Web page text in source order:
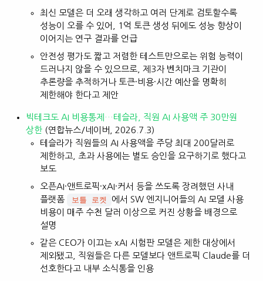
최신 모델은 더 오래 생각하고 여러 단계로 검토할수록
성능이 오를 수 있어, 1억 토큰 생성 뒤에도 성능 향상이
이어지는 연구 결과를 언급
안전성 평가도 짧고 저렴한 테스트만으로는 위험 능력이
드러나지 않을 수 있으므로, 제3자 벤치마크 기관이
추론량을 추적하거나 토큰·비용·시간 예산을 명확히
제한해야 한다고 제안
빅테크도 AI 비용통제…테슬라, 직원 AI 사용액 주 30만원
상한 (연합뉴스/네이버, 2026.7.3)
테슬라가 직원들의 AI 사용액을 주당 최대 200달러로
제한하고, 초과 사용에는 별도 승인을 요구하기로 했다고
보도
오픈AI·앤트로픽·xAI·커서 등을 쓰도록 장려했던 사내
플랫폼
보틀 로켓
에서 SW 엔지니어들의 AI 모델 사용
비용이 매주 수천 달러 이상으로 커진 상황을 배경으로
설명
같은 CEO가 이끄는 xAI 시험판 모델은 제한 대상에서
제외됐고, 직원들은 다른 모델보다 앤트로픽 Claude를 더
선호한다고 내부 소식통을 인용